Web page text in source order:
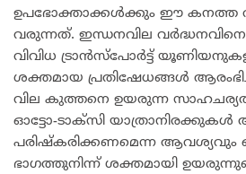
ഉപഭോക്താക്കൾക്കും ഈ കനത്ത
വരുന്നത്. ഇന്ധനവില
വിവിധ ട്രാൻസ്പോർട്ട്
ശക്തമായ പ്രതിഷേധങ്ങൾ
വില കുത്തനെ ഉയരുന്ന
ഓട്ടോ-ടാക്സി യാത്രാനിരക്കുകൾ
പരിഷ്കരിക്കണമെന്ന ആവശ്യവും
ഭാഗത്തുനിന്ന് ശക്തമായി